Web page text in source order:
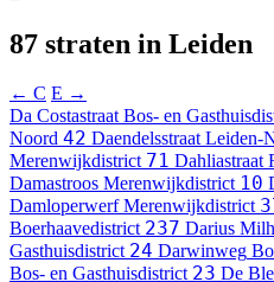
87 straten in Leiden
← C E →
Da Costastraat Bos- en
Noord 42 Daendelsstraat Leiden-
Merenwijkdistrict 71 Dahliastraat
Damastroos Merenwijkdistrict 10
Damloperwerf Merenwijkdistrict
Boerhaavedistrict 237 Darius
Gasthuisdistrict 24 Darwinweg
Bos- en Gasthuisdistrict 23 De